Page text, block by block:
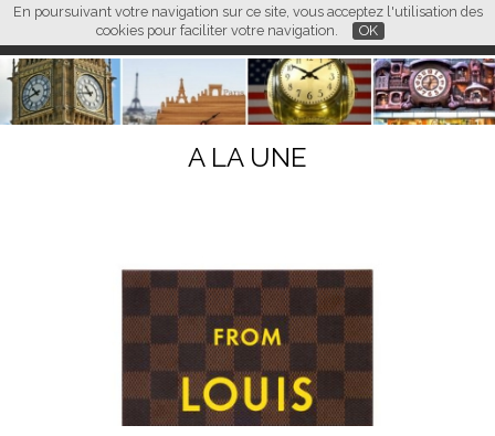
En poursuivant votre navigation sur ce site, vous acceptez l'utilisation des
cookies pour faciliter votre navigation.
OK
FR EN CN
L M
A LA UNE